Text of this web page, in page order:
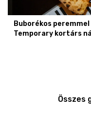
Buborékos
Temporary kortárs
Összes